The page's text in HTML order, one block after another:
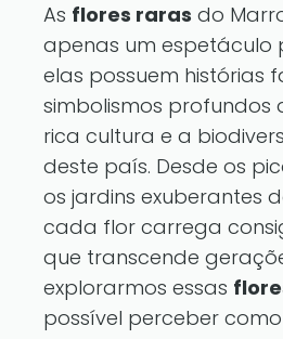
As flores raras do
apenas um espetáculo
elas possuem histórias
simbolismos profundos
rica cultura e a
deste país. Desde os
os jardins exuberantes
cada flor carrega
que transcende
explorarmos essas
possível perceber